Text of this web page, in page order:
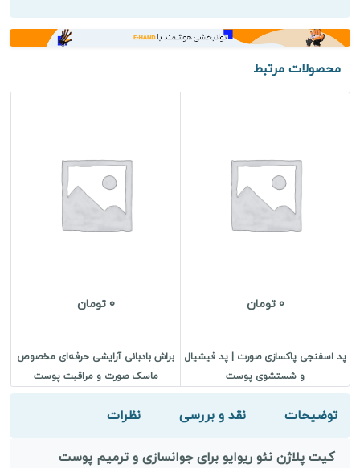
Eco
برند
Pollogen
کپسوژن
محصولات مرتبط
0 تومان
پد اسفنجی پاکسازی صورت | پد فیشیال
و شستشوی پوست
0 تومان
براش بادبانی آرایشی حرفه‌ای مخصوص
ماسک صورت و مراقبت پوست
توضیحات نقد و بررسی نظرات
کیت پلاژن نئو ریوایو برای جوانسازی و ترمیم پوست